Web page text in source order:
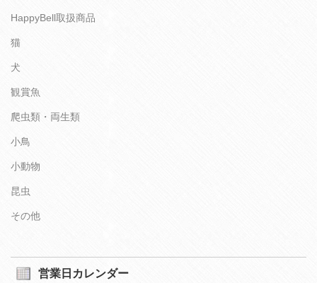
HappyBell取扱商品
猫
犬
観賞魚
爬虫類・両生類
小鳥
小動物
昆虫
その他
営業日カレンダー